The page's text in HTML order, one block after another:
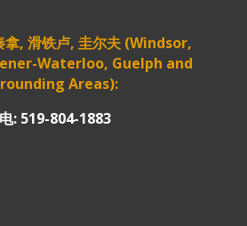
拿, 滑铁卢, 圭尔夫 (Windsor,
Waterloo, Guelph and
Areas):
: 519-804-1883